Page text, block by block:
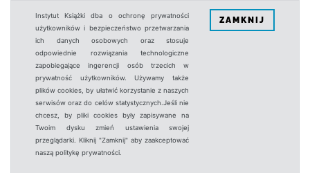
Instytut Książki dba o ochronę prywatności
użytkowników i bezpieczeństwo przetwarzania
ich danych osobowych oraz stosuje
odpowiednie rozwiązania technologiczne
zapobiegające ingerencji osób trzecich w
prywatność użytkowników. Używamy także
plików cookies, by ułatwić korzystanie z naszych
serwisów oraz do celów statystycznych.Jeśli nie
chcesz, by pliki cookies były zapisywane na
Twoim dysku zmień ustawienia swojej
przeglądarki. Kliknij "Zamknij" aby zaakceptować
naszą politykę prywatności.
ZAMKNIJ